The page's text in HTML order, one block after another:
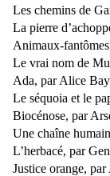
Les chemins de
La pierre
Animaux-
Le vrai nom de
Ada, par Alice
Le séquoia et le
Biocénose, par
Une chaîne
L’herbacé, par
Justice orange,